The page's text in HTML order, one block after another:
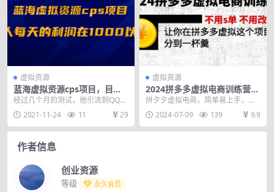
虚拟资源
蓝海虚拟资源cps项目，目前
最高单人每天的利润在1000以
经过几个月的测试，他引流到QQ群
进行成交，做到了每天的利润在10
00以上。 我们...
2021-11-24 11 29
虚拟资源
2024拼多多虚拟电商训练营
不用s单 不用改销量 在拼多多
拼夕夕虚拟电商，简单易上手，、
强付费模式，不用刷单，不用改销
量，可复制放大扩大规...
2024-07-09 139 9.9
作者信息
创业资源
等级 永久会员